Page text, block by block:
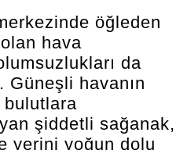
öğleden
hava
da
havanın
şiddetli sağanak,
yerini yoğun dolu